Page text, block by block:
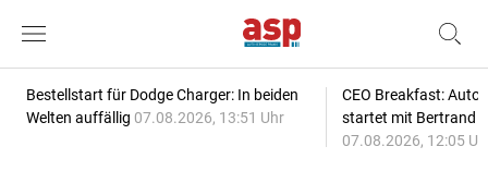
Bestellstart für Dodge Charger: In beiden
Welten auffällig 07.08.2026, 13:51 Uhr
CEO Breakfast:
startet mit Bertrand
07.08.2026, 12:05